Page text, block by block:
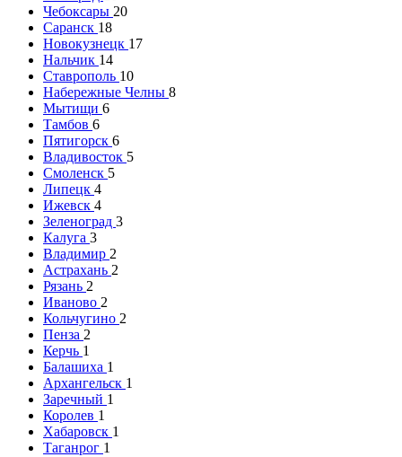
Чебоксары 20
Саранск 18
Новокузнецк 17
Нальчик 14
Ставрополь 10
Набережные Челны 8
Мытищи 6
Тамбов 6
Пятигорск 6
Владивосток 5
Смоленск 5
Липецк 4
Ижевск 4
Зеленоград 3
Калуга 3
Владимир 2
Астрахань 2
Рязань 2
Иваново 2
Кольчугино 2
Пенза 2
Керчь 1
Балашиха 1
Архангельск 1
Заречный 1
Королев 1
Хабаровск 1
Таганрог 1